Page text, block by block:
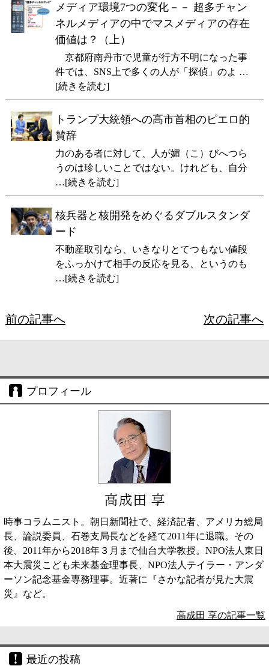
メディア環境7つの変化－－ 超多チャン
ネルメディアの中でマスメディアの存在
価値は？（上）
京都府南丹市で児童が行方不明になった事
件では、SNS上で多くの人が「探偵」のよ …
[続きを読む]
トランプ大統領への高市首相のピエロ的
賛辞
力のある者に対して、人が媚（こ）びへつら
うのは珍しいことではない。けれども、自分
…[続きを読む]
核兵器と核開発をめぐるダブルスタンダ
ード
不動産取引なら、いきなりとてつもない値段
をふっかけて相手の反応を見る、というのも
…[続きを読む]
前の記事へ 次の記事へ
プロフィール
高成田 享
時事コラムニスト。朝日新聞社で、経済記者、アメリカ総局
長、論説委員、石巻支局長などを経て2011年に退職。その
後、2011年から2018年３月まで仙台大学教授。NPO法人東日
本大震災こども未来基金理事長、NPO法人テイラー・アンダ
ーソン記念基金専務理事。近著に『さかな記者が見た大震
災』など。
高成田 享の記事一覧
最近の投稿